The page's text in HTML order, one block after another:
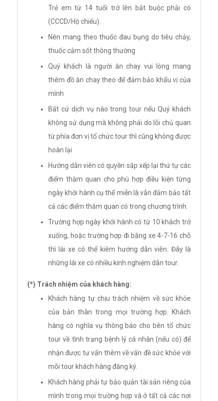
Trẻ em từ 14 tuổi trở lên bắt buộc phải có
(CCCD/Hộ chiếu).
Nên mang theo thuốc đau bụng do tiêu chảy,
thuốc cảm sốt thông thường
Quý khách là người ăn chay vui lòng mang
thêm đồ ăn chay theo để đảm bảo khẩu vị của
mình
Bất cứ dịch vụ nào trong tour nếu Quý khách
không sử dụng mà không phải do lỗi chủ quan
từ phía đơn vị tổ chức tour thì cũng không được
hoàn lại
Hướng dẫn viên có quyền sắp xếp lại thứ tự các
điểm thăm quan cho phù hợp điều kiện từng
ngày khởi hành cụ thể miễn là vẫn đảm bảo tất
cả các điểm thăm quan có trong chương trình.
Trường hợp ngày khởi hành có từ 10 khách trở
xuống, hoặc trường hợp đi bằng xe 4-7-16 chỗ
thì lái xe có thể kiêm hướng dẫn viên. Đây là
những lái xe có nhiều kinh nghiệm dẫn tour.
(*) Trách nhiệm của khách hàng:
Khách hàng tự chịu trách nhiệm về sức khỏe
của bản thân trong mọi trường hợp. Khách
hàng có nghĩa vụ thông báo cho bên tổ chức
tour về tình trạng bệnh lý cá nhân (nếu có) để
nhận được tư vấn thêm về vấn đề sức khỏe với
mỗi tour khách hàng đăng ký.
Khách hàng phải tự bảo quản tài sản riêng của
mình trong mọi trường hợp và ở tất cả các nơi